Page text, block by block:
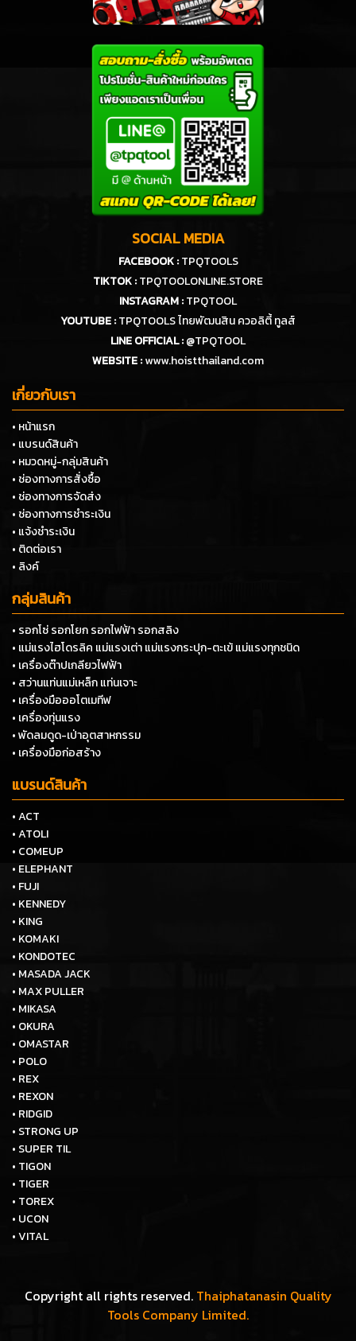
SOCIAL MEDIA
FACEBOOK : TPQTOOLS
TIKTOK :TPQTOOLONLINE.STORE
INSTAGRAM :TPQTOOL
YOUTUBE :TPQTOOLS ไทยพัฒนสิน ควอลิตี้ ทูลส์
LINE OFFICIAL :@TPQTOOL
WEBSITE :www.hoistthailand.com
เกี่ยวกับเรา
• หน้าแรก
• แบรนด์สินค้า
• หมวดหมู่-กลุ่มสินค้า
• ช่องทางการสั่งซื้อ
• ช่องทางการจัดส่ง
• ช่องทางการชำระเงิน
• แจ้งชำระเงิน
• ติดต่อเรา
• ลิงค์
กลุ่มสินค้า
• รอกโซ่ รอกโยก รอกไฟฟ้า รอกสลิง
• แม่แรงไฮโดรลิค แม่แรงเต่า แม่แรงกระปุก-ตะเข้ แม่แรงทุกชนิด
• เครื่องต๊าปเกลียวไฟฟ้า
• สว่านแท่นแม่เหล็ก แท่นเจาะ
• เครื่องมือออโตเมทีฟ
• เครื่องทุ่นแรง
• พัดลมดูด-เป่าอุตสาหกรรม
• เครื่องมือก่อสร้าง
แบรนด์สินค้า
• ACT
• ATOLI
• COMEUP
• ELEPHANT
• FUJI
• KENNEDY
• KING
• KOMAKI
• KONDOTEC
• MASADA JACK
• MAX PULLER
• MIKASA
• OKURA
• OMASTAR
• POLO
• REX
• REXON
• RIDGID
• STRONG UP
• SUPER TIL
• TIGON
• TIGER
• TOREX
• UCON
• VITAL
Copyright all rights reserved. Thaiphatanasin Quality
Tools Company Limited.